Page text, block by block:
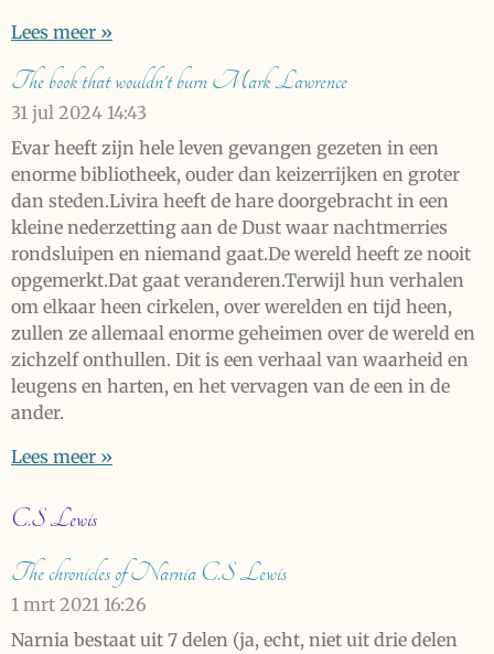
Lees meer »
The book that wouldn't burn Mark Lawrence
31 jul 2024 14:43
Evar heeft zijn hele leven gevangen gezeten in een
enorme bibliotheek, ouder dan keizerrijken en groter
dan steden.Livira heeft de hare doorgebracht in een
kleine nederzetting aan de Dust waar nachtmerries
rondsluipen en niemand gaat.De wereld heeft ze nooit
opgemerkt.Dat gaat veranderen.Terwijl hun verhalen
om elkaar heen cirkelen, over werelden en tijd heen,
zullen ze allemaal enorme geheimen over de wereld en
zichzelf onthullen. Dit is een verhaal van waarheid en
leugens en harten, en het vervagen van de een in de
ander.
Lees meer »
C.S Lewis
The chronicles of Narnia C.S Lewis
1 mrt 2021 16:26
Narnia bestaat uit 7 delen (ja, echt, niet uit drie delen